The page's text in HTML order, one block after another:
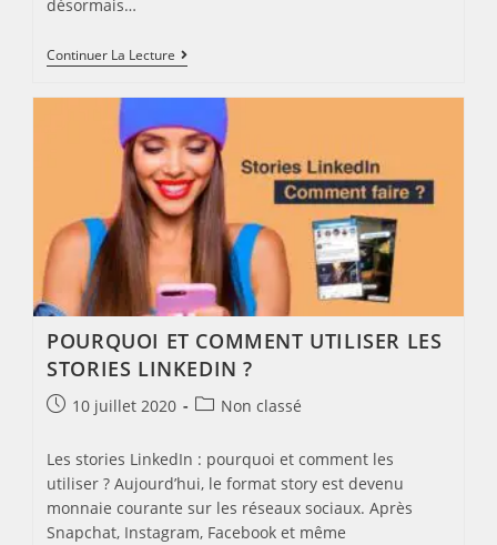
désormais…
Continuer La Lecture Instagram
Shop
Désormais
Disponible
POURQUOI ET COMMENT UTILISER LES
STORIES LINKEDIN ?
Post10 juillet 2020
PostNon classé
Les stories LinkedIn : pourquoi et comment les
utiliser ? Aujourd’hui, le format story est devenu
monnaie courante sur les réseaux sociaux. Après
Snapchat, Instagram, Facebook et même